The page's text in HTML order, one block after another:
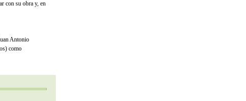
con su obra y, en
Antonio
como